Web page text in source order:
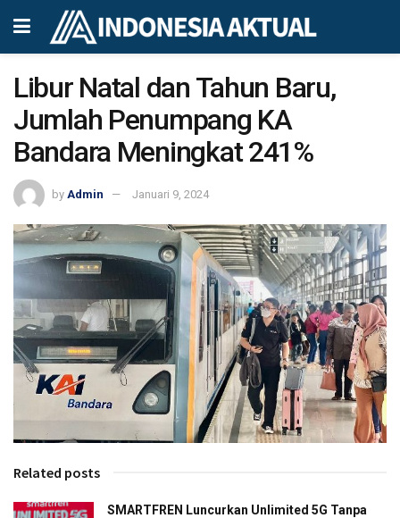
Libur Natal dan Tahun Baru,
Jumlah Penumpang KA
Bandara Meningkat 241%
by Admin Januari 9, 2024
Related posts
SMARTFREN Luncurkan Unlimited 5G Tanpa